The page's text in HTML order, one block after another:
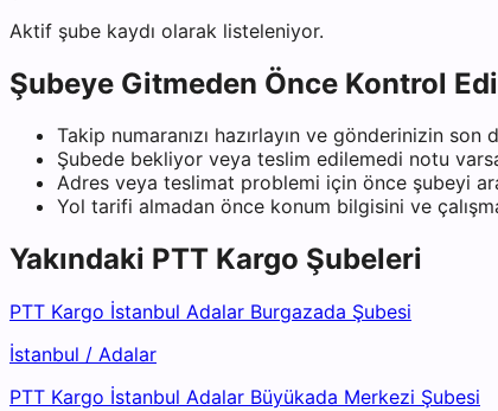
Aktif şube kaydı olarak listeleniyor.
Şubeye Gitmeden Önce Kontrol
Takip numaranızı hazırlayın ve gönderinizin
Şubede bekliyor veya teslim edilemedi notu
Adres veya teslimat problemi için önce şubeyi
Yol tarifi almadan önce konum bilgisini ve
Yakındaki PTT Kargo Şubeleri
PTT Kargo İstanbul Adalar Burgazada Şubesi
İstanbul / Adalar
PTT Kargo İstanbul Adalar Büyükada Merkezi Şubesi